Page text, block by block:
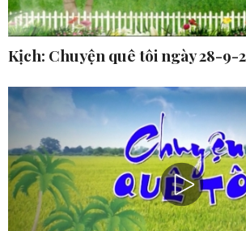
Kịch: Chuyện quê tôi ngày 28-9-